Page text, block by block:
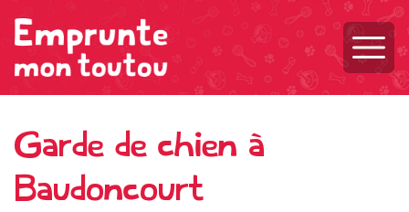
Garde de chien à
Baudoncourt